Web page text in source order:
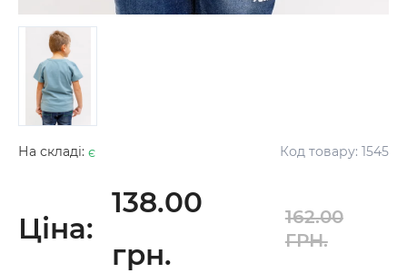
На складі: є Код товару: 1545
Ціна:
138.00
грн.
162.00
ГРН.